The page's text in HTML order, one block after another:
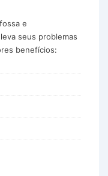
e
seus problemas
benefícios: